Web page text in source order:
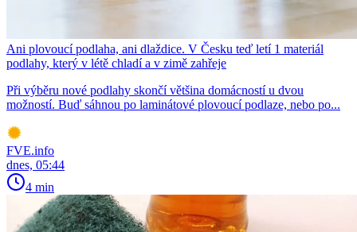
Ani plovoucí podlaha, ani dlaždice. V Česku teď letí 1 materiál
podlahy, který v létě chladí a v zimě zahřeje
Při výběru nové podlahy skončí většina domácností u dvou
možností. Buď sáhnou po laminátové plovoucí podlaze, nebo po...
FVE.info
dnes, 05:44
4 min